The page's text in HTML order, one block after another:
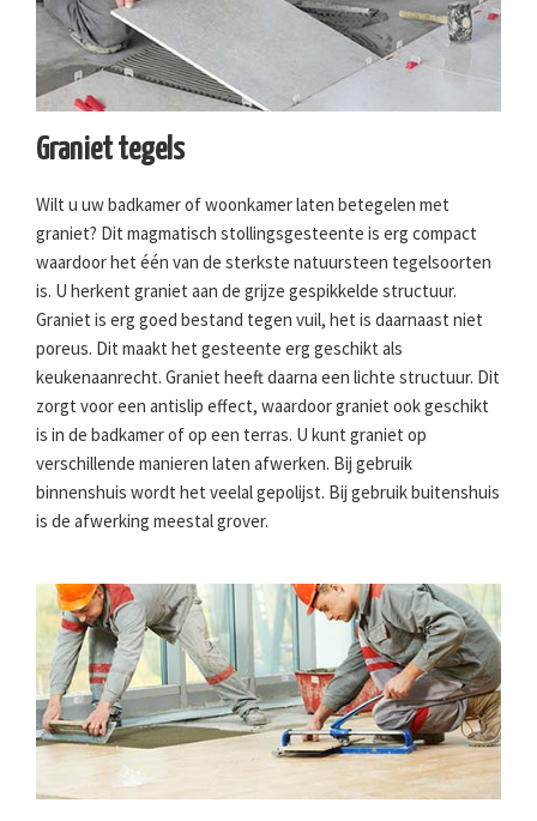
Graniet tegels
Wilt u uw badkamer of woonkamer laten betegelen met
graniet? Dit magmatisch stollingsgesteente is erg compact
waardoor het één van de sterkste natuursteen tegelsoorten
is. U herkent graniet aan de grijze gespikkelde structuur.
Graniet is erg goed bestand tegen vuil, het is daarnaast niet
poreus. Dit maakt het gesteente erg geschikt als
keukenaanrecht. Graniet heeft daarna een lichte structuur. Dit
zorgt voor een antislip effect, waardoor graniet ook geschikt
is in de badkamer of op een terras. U kunt graniet op
verschillende manieren laten afwerken. Bij gebruik
binnenshuis wordt het veelal gepolijst. Bij gebruik buitenshuis
is de afwerking meestal grover.